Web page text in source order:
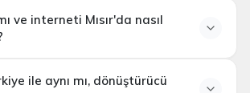
ve interneti Mısır'da nasıl
ile aynı mı, dönüştürücü